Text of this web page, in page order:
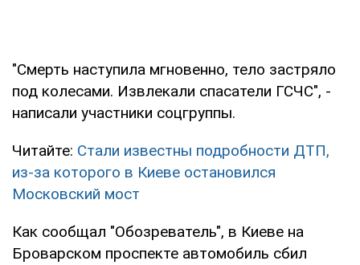
"Смерть наступила мгновенно, тело застряло
под колесами. Извлекали спасатели ГСЧС", -
написали участники соцгруппы.
Читайте: Стали известны подробности ДТП,
из-за которого в Киеве остановился
Московский мост
Как сообщал "Обозреватель", в Киеве на
Броварском проспекте автомобиль сбил